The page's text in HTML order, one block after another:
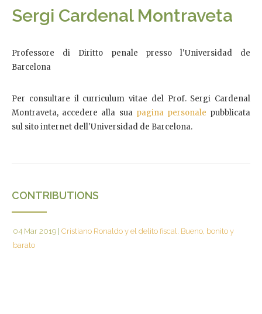
Sergi Cardenal Montraveta
Professore di Diritto penale presso l'Universidad de
Barcelona
Per consultare il curriculum vitae del Prof. Sergi Cardenal
Montraveta, accedere alla sua pagina personale pubblicata
sul sito internet dell'Universidad de Barcelona.
CONTRIBUTIONS
04 Mar 2019 Cristiano Ronaldo y el delito fiscal. Bueno, bonito y
barato